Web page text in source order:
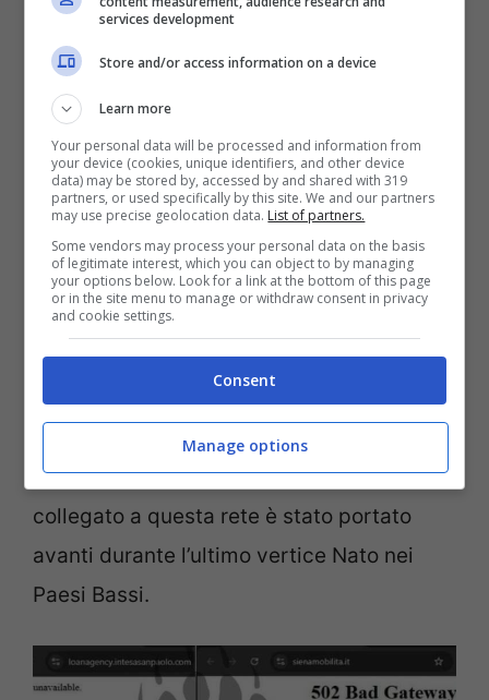
sconosciuta, ma secondo alcuni indizi
potrebbe trovarsi a Mosca
accennato, non sono state solo Italia ed
Ucraina a essere finite nel mirino.
Dall’avvio delle indagini nel novembre
2023, la Germania ha registrato
quattordici distinte ondate di attacchi che
hanno colpito oltre 250 aziende e
istituzioni. In Svizzera sono stati perpetrati
diversi attacchi a giugno 2024, durante il
Summit di pace per l’Ucraina a
Bürgenstock. Più recentemente, le autorità
olandesi hanno confermato che un attacco
collegato a questa rete è stato portato
avanti durante l’ultimo vertice Nato nei
Paesi Bassi.
services development
Store and/or access information on a device
Learn more
Your personal data will be processed and information from
your device (cookies, unique identifiers, and other device
data) may be stored by, accessed by and shared with 319
partners, or used specifically by this site. We and our partners
may use precise geolocation data. List of partners.
Some vendors may process your personal data on the basis
of legitimate interest, which you can object to by managing
your options below. Look for a link at the bottom of this page
or in the site menu to manage or withdraw consent in privacy
and cookie settings.
Consent
Manage options